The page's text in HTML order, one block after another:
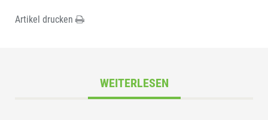
Artikel drucken
WEITERLESEN